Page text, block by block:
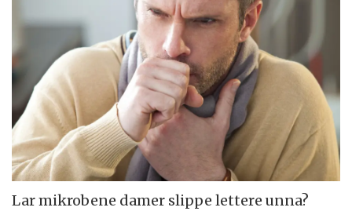
Lar mikrobene damer slippe lettere unna?